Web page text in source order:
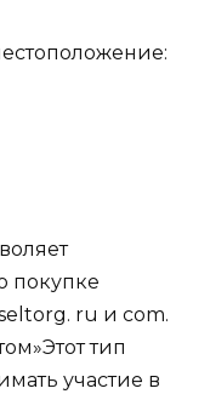
покупке
ru и com.
тип
участие в